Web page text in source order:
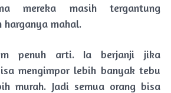
mereka masih tergantung
harganya mahal.
penuh arti. Ia berjanji jika
mengimpor lebih banyak tebu
murah. Jadi semua orang bisa